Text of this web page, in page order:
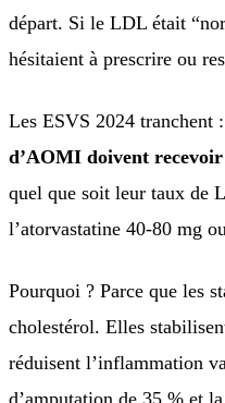
départ. Si le LDL était
hésitaient à prescrire ou
Les ESVS 2024 tranchent :
d’AOMI doivent
quel que soit leur taux de
l’atorvastatine 40-80 mg
Pourquoi ? Parce que les
cholestérol. Elles
réduisent l’inflammation
d’amputation de 35 % et